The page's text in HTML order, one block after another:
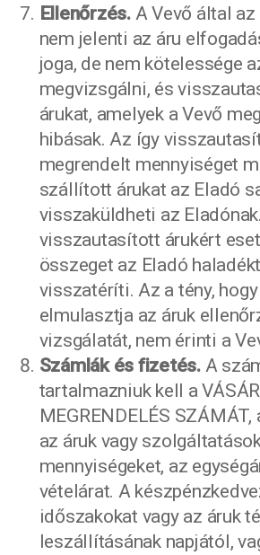
Ellenőrzés. A Vevő által
nem jelenti az áru
joga, de nem kötelessége
megvizsgálni, és
árukat, amelyek a Vevő
hibásak. Az így
megrendelt mennyiséget
szállított árukat az Eladó
visszaküldheti az
visszautasított árukért
összeget az Eladó
visszatéríti. Az a tény,
elmulasztja az áruk
vizsgálatát, nem érinti a
Számlák és fizetés.A
tartalmazniuk kell a
MEGRENDELÉS
az áruk vagy
mennyiségeket, az
vételárat. A
időszakokat vagy az áruk
leszállításának napjától,